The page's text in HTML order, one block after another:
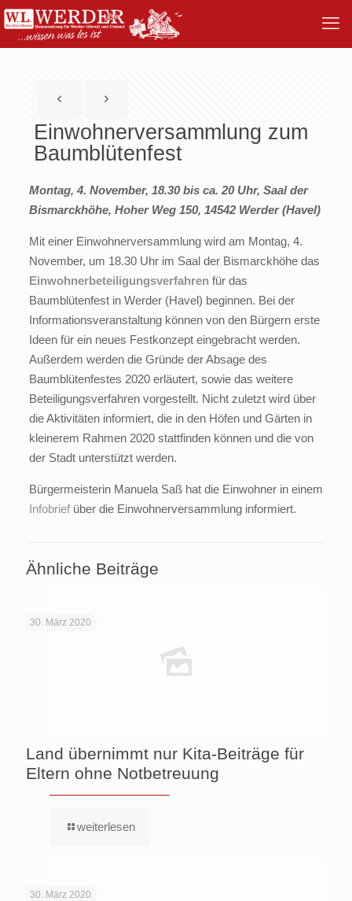
Einwohnerversammlung zum
Baumblütenfest
Montag, 4. November, 18.30 bis ca. 20 Uhr, Saal der
Bismarckhöhe, Hoher Weg 150, 14542 Werder (Havel)
Mit einer Einwohnerversammlung wird am Montag, 4.
November, um 18.30 Uhr im Saal der Bismarckhöhe das
Einwohnerbeteiligungsverfahrenfür das
Baumblütenfest in Werder (Havel) beginnen. Bei der
Informationsveranstaltung können von den Bürgern erste
Ideen für ein neues Festkonzept eingebracht werden.
Außerdem werden die Gründe der Absage des
Baumblütenfestes 2020 erläutert, sowie das weitere
Beteiligungsverfahren vorgestellt. Nicht zuletzt wird über
die Aktivitäten informiert, die in den Höfen und Gärten in
kleinerem Rahmen 2020 stattfinden können und die von
der Stadt unterstützt werden.
Bürgermeisterin Manuela Saß hat die Einwohner in einem
Infobriefüber die Einwohnerversammlung informiert.
Ähnliche Beiträge
30. März 2020
Land übernimmt nur Kita-Beiträge für
Eltern ohne Notbetreuung
weiterlesen
30. März 2020